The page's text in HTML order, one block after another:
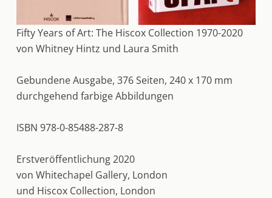
Fifty Years of Art: The Hiscox Collection 1970-2020
von Whitney Hintz und Laura Smith
Gebundene Ausgabe, 376 Seiten, 240 x 170 mm
durchgehend farbige Abbildungen
ISBN 978-0-85488-287-8
Erstveröffentlichung 2020
von Whitechapel Gallery, London
und Hiscox Collection, London